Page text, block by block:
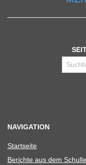
NAVIGATION
Start­seite
Berichte aus dem